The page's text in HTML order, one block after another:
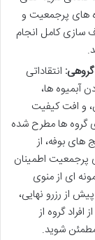
های پرجمعیت و
سازی کامل انجام
انتقاداتی
آبمیوه ها،
و افت کیفیت
گروه ها مطرح شده
های بوفه، از
پرجمعیت اطمینان
ای از منوی
از رزرو نهایی،
گروه از
شوید.